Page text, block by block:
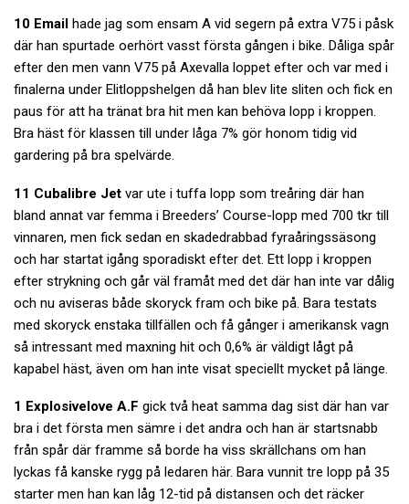
10 Email hade jag som ensam A vid segern på extra V75 i påsk
där han spurtade oerhört vasst första gången i bike. Dåliga spår
efter den men vann V75 på Axevalla loppet efter och var med i
finalerna under Elitloppshelgen då han blev lite sliten och fick en
paus för att ha tränat bra hit men kan behöva lopp i kroppen.
Bra häst för klassen till under låga 7% gör honom tidig vid
gardering på bra spelvärde.
11 Cubalibre Jet var ute i tuffa lopp som treåring där han
bland annat var femma i Breeders’ Course-lopp med 700 tkr till
vinnaren, men fick sedan en skadedrabbad fyraåringssäsong
och har startat igång sporadiskt efter det. Ett lopp i kroppen
efter strykning och går väl framåt med det där han inte var dålig
och nu aviseras både skoryck fram och bike på. Bara testats
med skoryck enstaka tillfällen och få gånger i amerikansk vagn
så intressant med maxning hit och 0,6% är väldigt lågt på
kapabel häst, även om han inte visat speciellt mycket på länge.
1 Explosivelove A.F gick två heat samma dag sist där han var
bra i det första men sämre i det andra och han är startsnabb
från spår där framme så borde ha viss skrällchans om han
lyckas få kanske rygg på ledaren här. Bara vunnit tre lopp på 35
starter men han kan låg 12-tid på distansen och det räcker